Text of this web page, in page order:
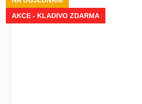
AKCE - KLADIVO ZDARMA